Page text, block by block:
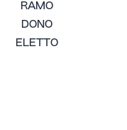
RAMO
DONO
ELETTO